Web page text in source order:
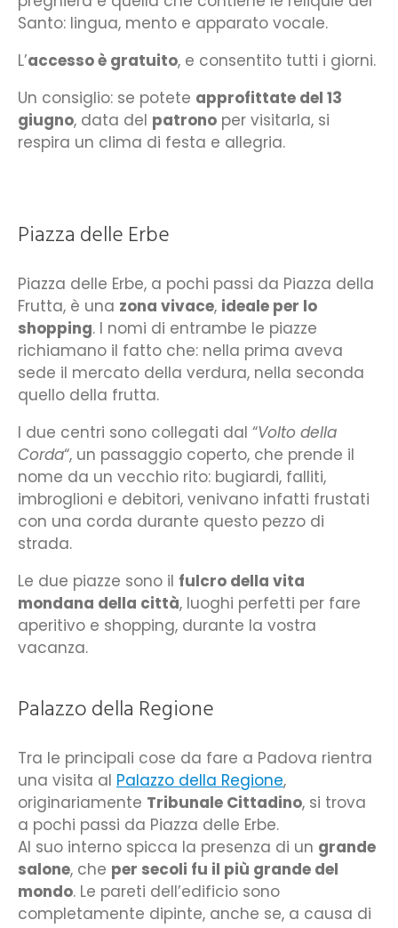
Santo: lingua, mento e apparato vocale.
L’accesso è gratuito, e consentito tutti i giorni.
Un consiglio: se potete approfittate del 13
giugno, data del patrono per visitarla, si
respira un clima di festa e allegria.
Piazza delle Erbe
Piazza delle Erbe, a pochi passi da Piazza della
Frutta, è una zona vivace, ideale per lo
shopping. I nomi di entrambe le piazze
richiamano il fatto che: nella prima aveva
sede il mercato della verdura, nella seconda
quello della frutta.
I due centri sono collegati dal “Volto della
Corda“, un passaggio coperto, che prende il
nome da un vecchio rito: bugiardi, falliti,
imbroglioni e debitori, venivano infatti frustati
con una corda durante questo pezzo di
strada.
Le due piazze sono il fulcro della vita
mondana della città, luoghi perfetti per fare
aperitivo e shopping, durante la vostra
vacanza.
Palazzo della Regione
Tra le principali cose da fare a Padova rientra
una visita al Palazzo della Regione,
originariamente Tribunale Cittadino, si trova
a pochi passi da Piazza delle Erbe.
Al suo interno spicca la presenza di un grande
salone, che per secoli fu il più grande del
mondo. Le pareti dell’edificio sono
completamente dipinte, anche se, a causa di